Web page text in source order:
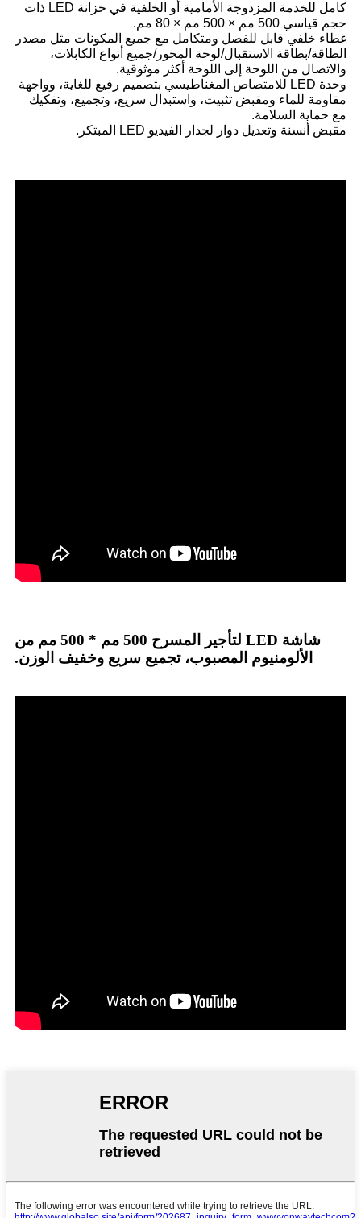
كامل للخدمة المزدوجة الأمامية أو الخلفية في خزانة LED ذات
حجم قياسي 500 مم × 500 مم × 80 مم.
غطاء خلفي قابل للفصل ومتكامل مع جميع المكونات مثل مصدر
الطاقة/بطاقة الاستقبال/لوحة المحور/جميع أنواع الكابلات،
والاتصال من اللوحة إلى اللوحة أكثر موثوقية.
وحدة LED للامتصاص المغناطيسي بتصميم رفيع للغاية، وواجهة
مقاومة للماء ومقبض تثبيت، واستبدال سريع، وتجميع، وتفكيك
مع حماية السلامة.
مقبض أنسنة وتعديل دوار لجدار الفيديو LED المبتكر.
شاشة LED لتأجير المسرح 500 مم * 500 مم من
الألومنيوم المصبوب، تجميع سريع وخفيف الوزن.